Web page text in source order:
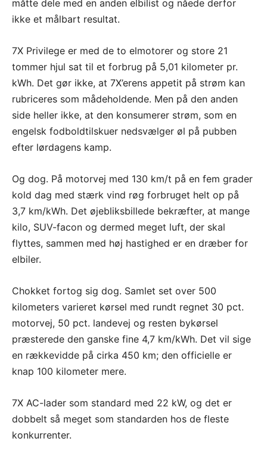
måtte dele med en anden elbilist og nåede derfor
ikke et målbart resultat.
7X Privilege er med de to elmotorer og store 21
tommer hjul sat til et forbrug på 5,01 kilometer pr.
kWh. Det gør ikke, at 7X’erens appetit på strøm kan
rubriceres som mådeholdende. Men på den anden
side heller ikke, at den konsumerer strøm, som en
engelsk fodboldtilskuer nedsvælger øl på pubben
efter lørdagens kamp.
Og dog. På motorvej med 130 km/t på en fem grader
kold dag med stærk vind røg forbruget helt op på
3,7 km/kWh. Det øjebliksbillede bekræfter, at mange
kilo, SUV-facon og dermed meget luft, der skal
flyttes, sammen med høj hastighed er en dræber for
elbiler.
Chokket fortog sig dog. Samlet set over 500
kilometers varieret kørsel med rundt regnet 30 pct.
motorvej, 50 pct. landevej og resten bykørsel
præsterede den ganske fine 4,7 km/kWh. Det vil sige
en rækkevidde på cirka 450 km; den officielle er
knap 100 kilometer mere.
7X AC-lader som standard med 22 kW, og det er
dobbelt så meget som standarden hos de fleste
konkurrenter.